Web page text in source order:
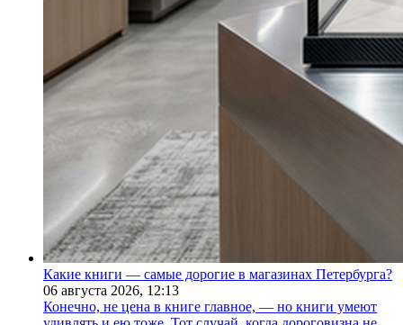
Какие книги — самые дорогие в магазинах Петербурга?
06 августа 2026, 12:13
Конечно, не цена в книге главное, — но книги умеют